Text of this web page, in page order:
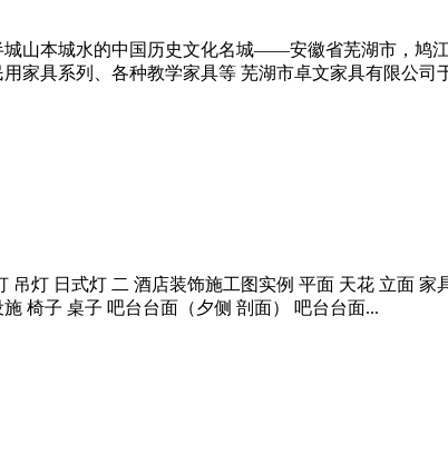
山本城水的中国历史文化名城——安徽省芜湖市，鸠
家具系列、各种教学家具等 芜湖市卓文家具有限公司
吊灯 日式灯 二 酒店装饰施工图实例 平面 天花 立面
椅子 桌子 吧台台面（夕侧 剖面） 吧台台面...